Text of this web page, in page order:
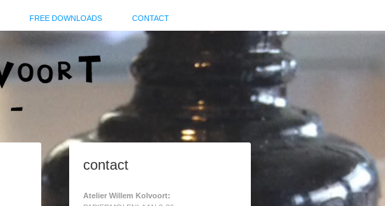
FREE DOWNLOADS CONTACT
contact
Atelier Willem Kolvoort: